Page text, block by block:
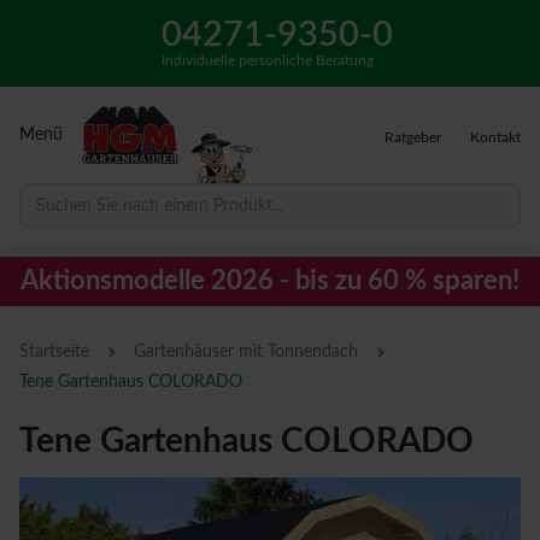
04271-9350-0
Individuelle persönliche Beratung
Menü Ratgeber Kontakt
Suchen Sie nach einem Produkt...
Aktionsmodelle 2026 - bis zu 60 % sparen!
Startseite › Gartenhäuser mit Tonnendach ›
Tene Gartenhaus COLORADO
Tene Gartenhaus COLORADO